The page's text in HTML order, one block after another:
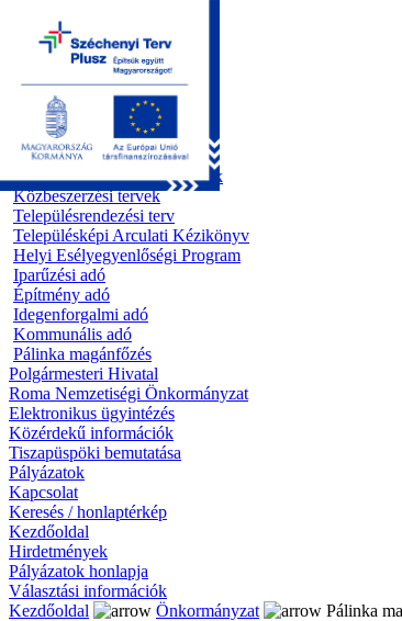
Kezdőoldal
Önkormányzat
Előterjesztések
Testületi ülések
Polgármesteri döntések
Bizottsági ülések
Rendeletek 1995 - 2013
Rendeletek 2014 - 2026
Szabályzatok/Alapító okiratok
Közbeszerzési tervek
Településrendezési terv
Településképi Arculati Kézikönyv
Helyi Esélyegyenlőségi Program
Iparűzési adó
Építmény adó
Idegenforgalmi adó
Kommunális adó
Pálinka magánfőzés
Polgármesteri Hivatal
Roma Nemzetiségi Önkormányzat
Elektronikus ügyintézés
Közérdekű információk
Tiszapüspöki bemutatása
Pályázatok
Kapcsolat
Keresés / honlaptérkép
Kezdőoldal
Hirdetmények
Pályázatok honlapja
Választási információk
Kezdőoldal
Önkormányzat
Pálinka